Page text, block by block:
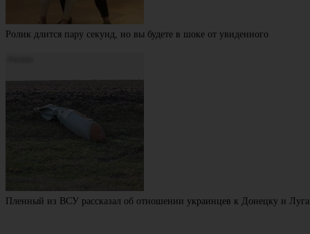
Ролик длится пару секунд, но вы будете в шоке от увиденного
Пленный из ВСУ рассказал об отношении украинцев к Донецку и